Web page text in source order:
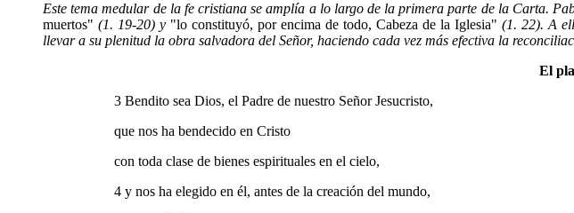
Este tema medular de la fe cristiana se amplía a lo largo de la primera parte de la Carta.
muertos" (1. 19-20) y "lo constituyó, por encima de todo, Cabeza de la Iglesia" (1. 22). A
llevar a su plenitud la obra salvadora del Señor, haciendo cada vez más efectiva la
El
3 Bendito sea Dios, el Padre de nuestro Señor Jesucristo,
que nos ha bendecido en Cristo
con toda clase de bienes espirituales en el cielo,
4 y nos ha elegido en él, antes de la creación del mundo,